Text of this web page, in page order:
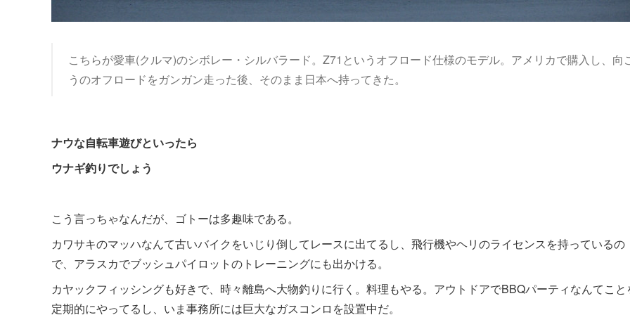
こちらが愛車(クルマ)のシボレー・シルバラード。Z71というオフロード仕様のモデル。アメリカで購入し、向
うのオフロードをガンガン走った後、そのまま日本へ持ってきた。
ナウな自転車遊びといったら
ウナギ釣りでしょう
こう言っちゃなんだが、ゴトーは多趣味である。
カワサキのマッハなんて古いバイクをいじり倒してレースに出てるし、飛行機やヘリのライセンスを持っているの
で、アラスカでブッシュパイロットのトレーニングにも出かける。
カヤックフィッシングも好きで、時々離島へ大物釣りに行く。料理もやる。アウトドアでBBQパーティなんてこと
定期的にやってるし、いま事務所には巨大なガスコンロを設置中だ。